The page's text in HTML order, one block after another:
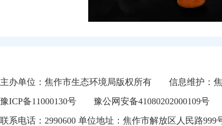
主办单位：焦作市生态环境局版权所有
信息维护：
豫ICP备11000130号
豫公网安备41080202000109号
联系电话：2990600 单位地址：焦作市解放区人民路999